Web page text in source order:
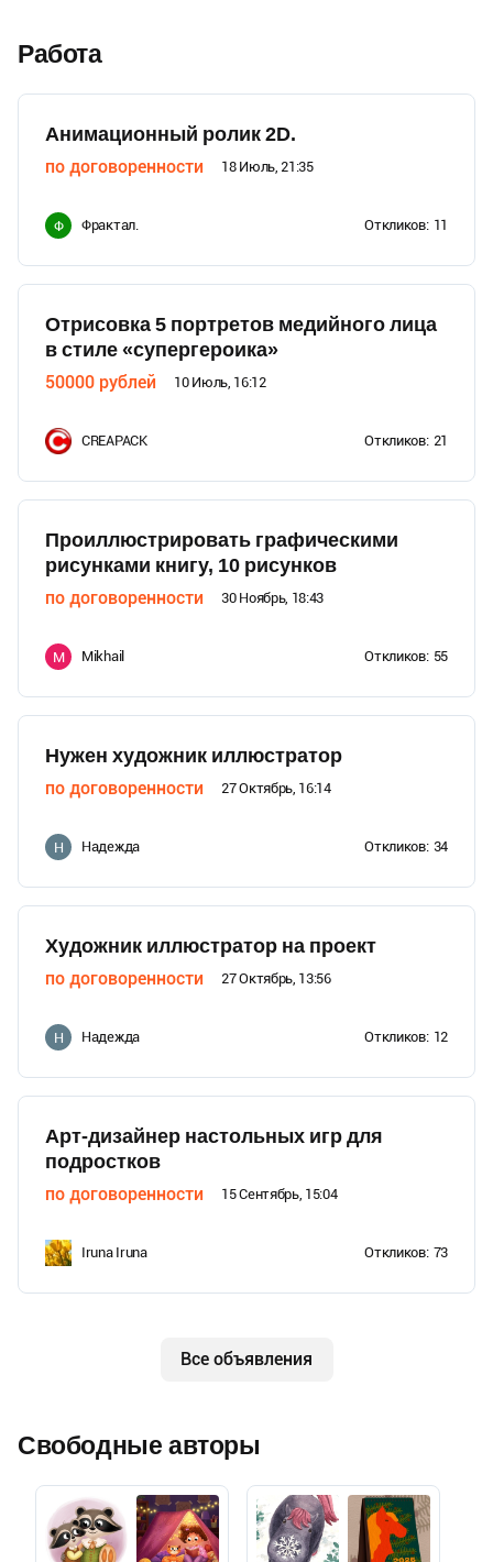
Работа
Анимационный ролик 2D.
по договоренности 18 Июль, 21:35
Ф Фрактал. Откликов: 11
Отрисовка 5 портретов медийного лица
в стиле «супергероика»
50000 рублей 10 Июль, 16:12
CREAPACK Откликов: 21
Проиллюстрировать графическими
рисунками книгу, 10 рисунков
по договоренности 30 Ноябрь, 18:43
M Mikhail Откликов: 55
Нужен художник иллюстратор
по договоренности 27 Октябрь, 16:14
Н Надежда Откликов: 34
Художник иллюстратор на проект
по договоренности 27 Октябрь, 13:56
Н Надежда Откликов: 12
Арт-дизайнер настольных игр для
подростков
по договоренности 15 Сентябрь, 15:04
Iruna Iruna Откликов: 73
Все объявления
Свободные авторы